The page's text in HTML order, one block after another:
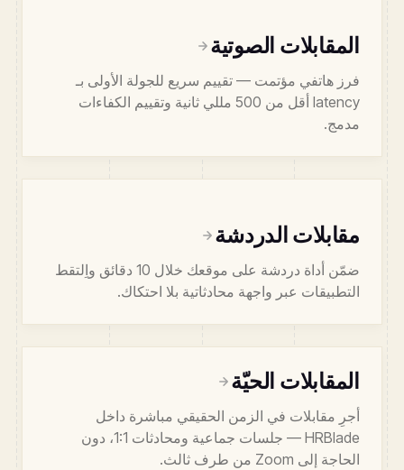
المقابلات الصوتية
فرز هاتفي مؤتمت — تقييم سريع للجولة الأولى بـ
latency أقل من 500 مللي ثانية وتقييم الكفاءات
مدمج.
مقابلات الدردشة
ضمّن أداة دردشة على موقعك خلال 10 دقائق واِلتقط
التطبيقات عبر واجهة محادثاتية بلا احتكاك.
المقابلات الحيّة
أجرِ مقابلات في الزمن الحقيقي مباشرة داخل
HRBlade — جلسات جماعية ومحادثات 1:1، دون
الحاجة إلى Zoom من طرف ثالث.